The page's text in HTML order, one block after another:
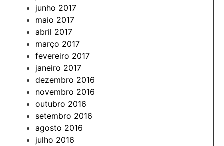
junho 2017
maio 2017
abril 2017
março 2017
fevereiro 2017
janeiro 2017
dezembro 2016
novembro 2016
outubro 2016
setembro 2016
agosto 2016
julho 2016